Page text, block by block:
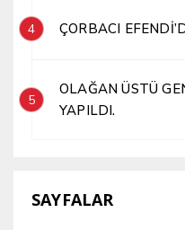
4 ÇORBACI
5
OLAĞAN ÜSTÜ
YAPILDI.
SAYFALAR